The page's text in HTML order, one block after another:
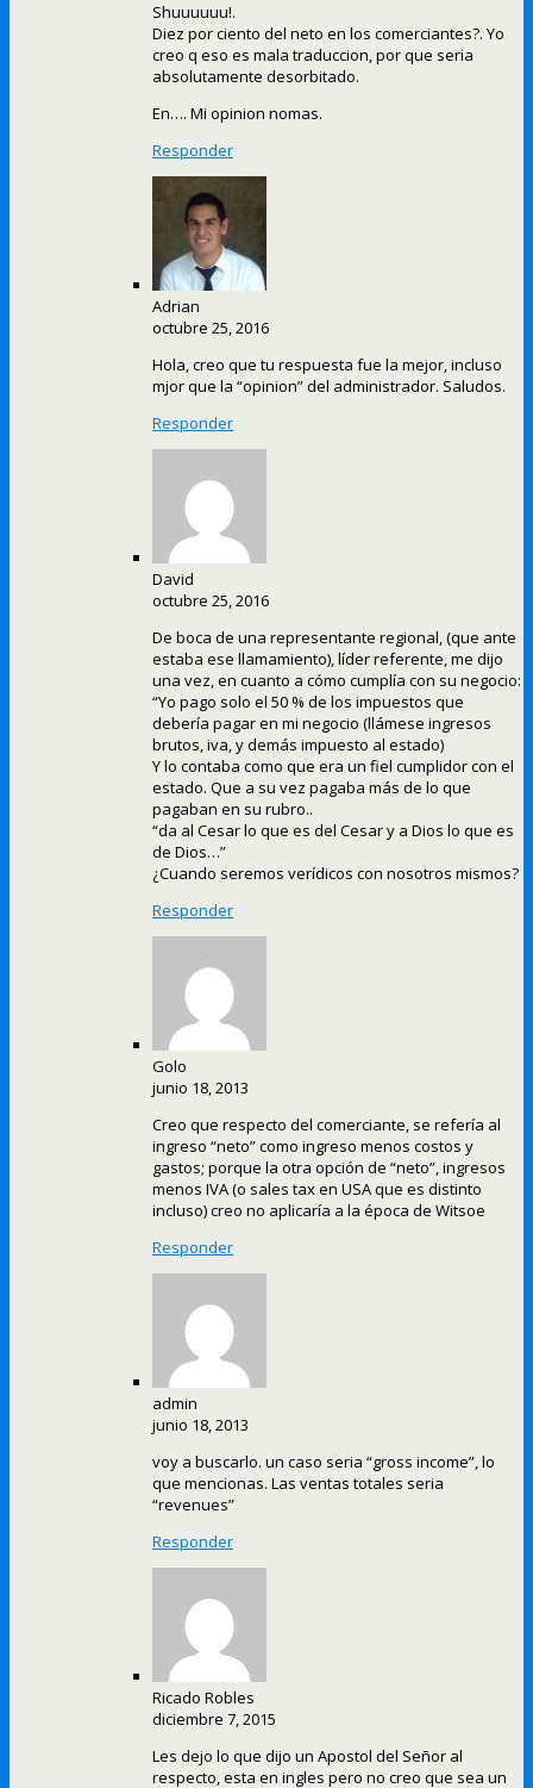
Shuuuuuu!.
Diez por ciento del neto en los comerciantes?. Yo
creo q eso es mala traduccion, por que seria
absolutamente desorbitado.
En…. Mi opinion nomas.
Responder
Adrian
octubre 25, 2016
Hola, creo que tu respuesta fue la mejor, incluso
mjor que la “opinion” del administrador. Saludos.
Responder
David
octubre 25, 2016
De boca de una representante regional, (que ante
estaba ese llamamiento), líder referente, me dijo
una vez, en cuanto a cómo cumplía con su negocio:
“Yo pago solo el 50 % de los impuestos que
debería pagar en mi negocio (llámese ingresos
brutos, iva, y demás impuesto al estado)
Y lo contaba como que era un fiel cumplidor con el
estado. Que a su vez pagaba más de lo que
pagaban en su rubro..
“da al Cesar lo que es del Cesar y a Dios lo que es
de Dios…”
¿Cuando seremos verídicos con nosotros mismos?
Responder
Golo
junio 18, 2013
Creo que respecto del comerciante, se refería al
ingreso “neto” como ingreso menos costos y
gastos; porque la otra opción de “neto”, ingresos
menos IVA (o sales tax en USA que es distinto
incluso) creo no aplicaría a la época de Witsoe
Responder
admin
junio 18, 2013
voy a buscarlo. un caso seria “gross income”, lo
que mencionas. Las ventas totales seria
“revenues”
Responder
Ricado Robles
diciembre 7, 2015
Les dejo lo que dijo un Apostol del Señor al
respecto, esta en ingles pero no creo que sea un